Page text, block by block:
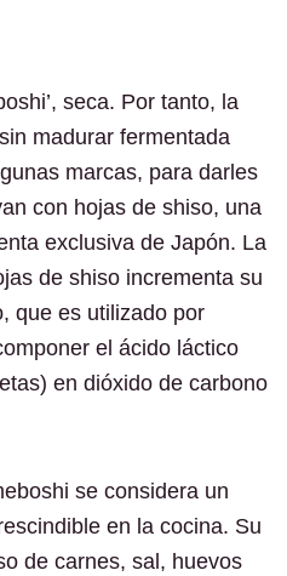
seca. Por tanto, la
madurar fermentada
marcas, para darles
con hojas de shiso, una
exclusiva de Japón. La
de shiso incrementa su
que es utilizado por
el ácido láctico
en dióxido de carbono
se considera un
en la cocina. Su
de carnes, sal, huevos